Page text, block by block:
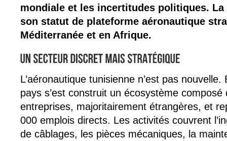
mondiale et les incertitudes politiques.
son statut de plateforme aéronautique
Méditerranée et en Afrique.
L’aéronautique tunisienne n’est pas
pays s’est construit un écosystème composé
entreprises, majoritairement étrangères, et
000 emplois directs. Les activités couvrent
de câblages, les pièces mécaniques, la